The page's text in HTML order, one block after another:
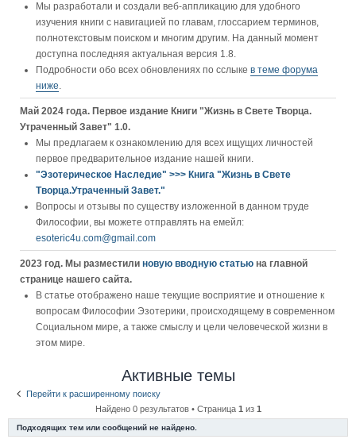
Мы разработали и создали веб-аппликацию для удобного
изучения книги c навигацией по главам, глоссарием терминов,
полнотекстовым поиском и многим другим. На данный момент
доступна последняя актуальная версия 1.8.
Подробности обо всех обновлениях по сслыке в теме форума
ниже.
Май 2024 года. Первое издание Книги "Жизнь в Свете Творца.
Утраченный Завет" 1.0.
Мы предлагаем к ознакомлению для всех ищущих личностей
первое предварительное издание нашей книги.
"Эзотерическое Наследие" >>> Книга "Жизнь в Свете
Творца.Утраченный Завет."
Вопросы и отзывы по существу изложенной в данном труде
Философии, вы можете отправлять на емейл:
esoteric4u.com@gmail.com
2023 год. Мы разместили новую вводную статью на главной
странице нашего сайта.
В статье отображено наше текущие восприятие и отношение к
вопросам Философии Эзотерики, происходящему в современном
Социальном мире, а также смыслу и цели человеческой жизни в
этом мире.
Активные темы
Перейти к расширенному поиску
Найдено 0 результатов • Страница 1 из 1
Подходящих тем или сообщений не найдено.